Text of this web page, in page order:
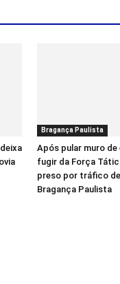
Bragança Paulista
Após pular muro de
fugir da Força
preso por tráfico
Bragança Paulista